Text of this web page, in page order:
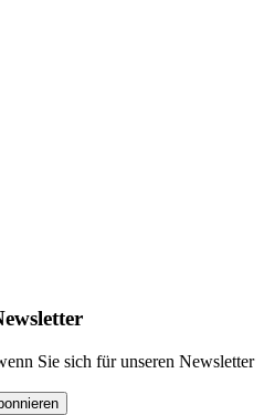
Sie sich für unseren Newsletter